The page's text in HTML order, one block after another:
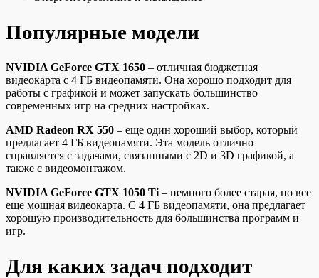
Популярные модели
NVIDIA GeForce GTX 1650 – отличная бюджетная
видеокарта с 4 ГБ видеопамяти. Она хорошо подходит для
работы с графикой и может запускать большинство
современных игр на средних настройках.
AMD Radeon RX 550 – еще один хороший выбор, который
предлагает 4 ГБ видеопамяти. Эта модель отлично
справляется с задачами, связанными с 2D и 3D графикой, а
также с видеомонтажом.
NVIDIA GeForce GTX 1050 Ti – немного более старая, но все
еще мощная видеокарта. С 4 ГБ видеопамяти, она предлагает
хорошую производительность для большинства программ и
игр.
Для каких задач подходит